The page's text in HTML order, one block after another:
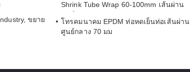
ขยาย
Shrink Tube Wrap 60-100mm เส้นผ่าน
โทรคมนาคม EPDM ท่อหดเย็นท่อเส้นผ่าน
ศูนย์กลาง 70 มม